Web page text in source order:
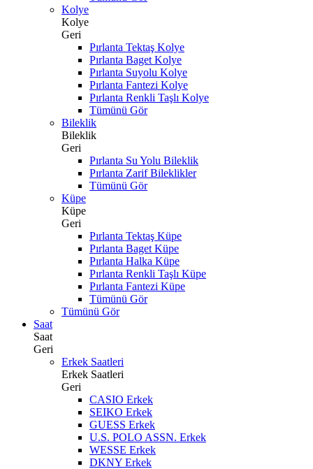
Kolye
Kolye
Geri
Pırlanta Tektaş Kolye
Pırlanta Baget Kolye
Pırlanta Suyolu Kolye
Pırlanta Fantezi Kolye
Pırlanta Renkli Taşlı Kolye
Tümünü Gör
Bileklik
Bileklik
Geri
Pırlanta Su Yolu Bileklik
Pırlanta Zarif Bileklikler
Tümünü Gör
Küpe
Küpe
Geri
Pırlanta Tektaş Küpe
Pırlanta Baget Küpe
Pırlanta Halka Küpe
Pırlanta Renkli Taşlı Küpe
Pırlanta Fantezi Küpe
Tümünü Gör
Tümünü Gör
Saat
Saat
Geri
Erkek Saatleri
Erkek Saatleri
Geri
CASIO Erkek
SEIKO Erkek
GUESS Erkek
U.S. POLO ASSN. Erkek
WESSE Erkek
DKNY Erkek